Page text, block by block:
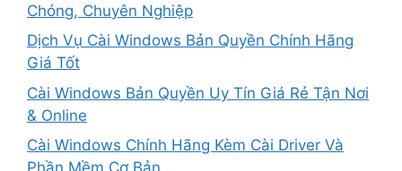
Chóng, Chuyên Nghiệp
Dịch Vụ Cài Windows Bản Quyền Chính Hãng
Giá Tốt
Cài Windows Bản Quyền Uy Tín Giá Rẻ Tận Nơi
& Online
Cài Windows Chính Hãng Kèm Cài Driver Và